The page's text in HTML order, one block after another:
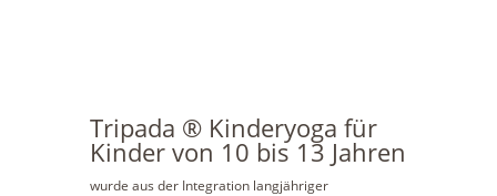
Tripada ® Kinderyoga für
Kinder von 10 bis 13 Jahren
wurde aus der Integration langjähriger